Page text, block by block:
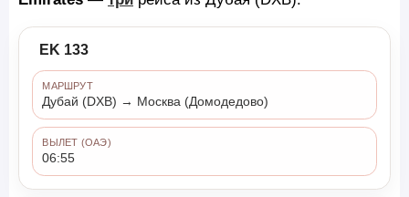
EK 133
МАРШРУТ
Дубай (DXB) → Москва (Домодедово)
ВЫЛЕТ (ОАЭ)
06:55